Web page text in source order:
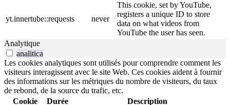
yt.innertube::requests never
This cookie, set by YouTube,
registers a unique ID to store
data on what videos from
YouTube the user has seen.
Analytique
analitica
Les cookies analytiques sont utilisés pour comprendre comment les
visiteurs interagissent avec le site Web. Ces cookies aident à fournir
des informations sur les métriques du nombre de visiteurs, du taux
de rebond, de la source du trafic, etc.
Cookie
Durée Description